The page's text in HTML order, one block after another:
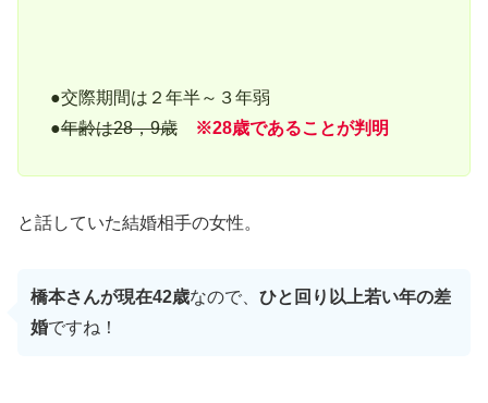
●交際期間は２年半～３年弱
●年齢は28，9歳 ※28歳であることが判明
と話していた結婚相手の女性。
橋本さんが現在42歳なので、 ひと回り以上若い年の差
婚ですね！